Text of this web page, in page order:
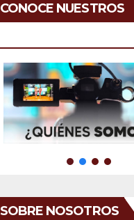
CONOCE NUESTROS
SOBRE NOSOTROS